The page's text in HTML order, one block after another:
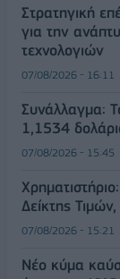
Στρατηγική
για την
τεχνολογιών
07/08/2026 - 16:11
Συνάλλαγμα:
1,1534
07/08/2026 - 15:45
Δείκτης
07/08/2026 - 15:21
Νέο κύμα